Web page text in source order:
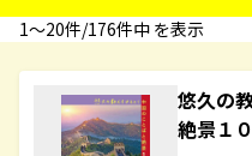
1〜20件/176件中 を表示
悠久の
絶景１